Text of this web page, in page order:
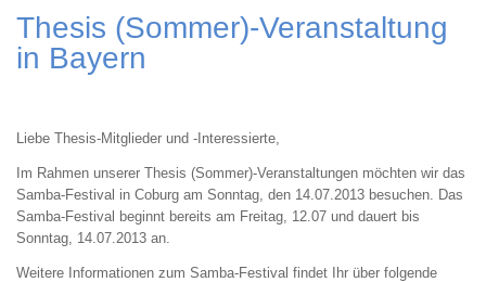
Thesis (Sommer)-Veranstaltung
in Bayern
Liebe Thesis-Mitglieder und -Interessierte,
Im Rahmen unserer Thesis (Sommer)-Veranstaltungen möchten wir das
Samba-Festival in Coburg am Sonntag, den 14.07.2013 besuchen. Das
Samba-Festival beginnt bereits am Freitag, 12.07 und dauert bis
Sonntag, 14.07.2013 an.
Weitere Informationen zum Samba-Festival findet Ihr über folgende